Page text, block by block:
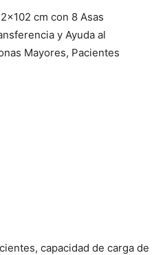
cm con 8 Asas
y Ayuda al
Mayores, Pacientes
capacidad de carga de